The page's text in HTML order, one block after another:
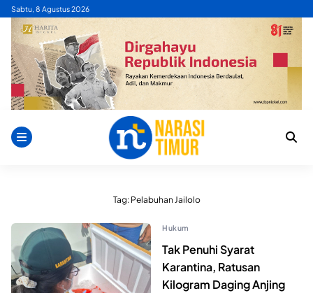
Skip
content
Sabtu, 8 Agustus 2026
Tag: Pelabuhan Jailolo
Hukum
Tak Penuhi Syarat
Karantina, Ratusan
Kilogram Daging Anjing